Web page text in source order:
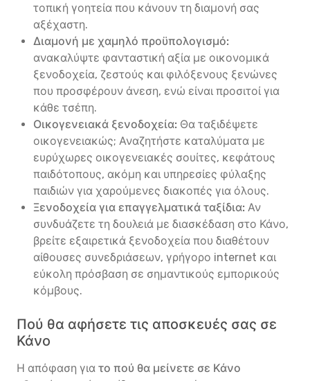
τοπική γοητεία που κάνουν τη διαμονή σας
αξέχαστη.
Διαμονή με χαμηλό προϋπολογισμό:
ανακαλύψτε φανταστική αξία με οικονομικά
ξενοδοχεία, ζεστούς και φιλόξενους ξενώνες
που προσφέρουν άνεση, ενώ είναι προσιτοί για
κάθε τσέπη.
Οικογενειακά ξενοδοχεία: Θα ταξιδέψετε
οικογενειακώς; Αναζητήστε καταλύματα με
ευρύχωρες οικογενειακές σουίτες, κεφάτους
παιδότοπους, ακόμη και υπηρεσίες φύλαξης
παιδιών για χαρούμενες διακοπές για όλους.
Ξενοδοχεία για επαγγελματικά ταξίδια: Αν
συνδυάζετε τη δουλειά με διασκέδαση στο Κάνο,
βρείτε εξαιρετικά ξενοδοχεία που διαθέτουν
αίθουσες συνεδριάσεων, γρήγορο internet και
εύκολη πρόσβαση σε σημαντικούς εμπορικούς
κόμβους.
Πού θα αφήσετε τις αποσκευές σας σε
Κάνο
Η απόφαση για το πού θα μείνετε σε Κάνο